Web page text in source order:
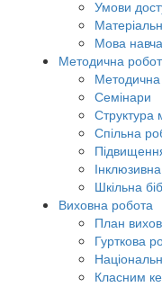
Умови
Мова
Методична
Методична
Семінари
Структура
Спільна
Шкільна
Виховна робота
План
Гурткова
Класним